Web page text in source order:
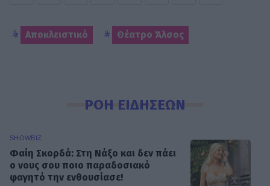
Αποκλειστικό Θέατρο Άλσος
ΡΟΗ ΕΙΔΗΣΕΩΝ
SHOWBIZ
Φαίη Σκορδά: Στη Νάξο και δεν πάει
ο νους σου ποιο παραδοσιακό
φαγητό την ενθουσίασε!